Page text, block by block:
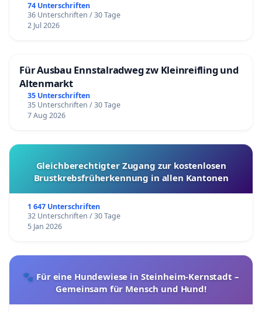
74 Unterschriften
36 Unterschriften / 30 Tage
2 Jul 2026
Für Ausbau Ennstalradweg zw Kleinreifling und
Altenmarkt
35 Unterschriften
35 Unterschriften / 30 Tage
7 Aug 2026
Gleichberechtigter Zugang zur kostenlosen
Brustkrebsfrüherkennung in allen Kantonen
1 647 Unterschriften
32 Unterschriften / 30 Tage
5 Jan 2026
🐾 Für eine Hundewiese in Steinheim-Kernstadt –
Gemeinsam für Mensch und Hund!